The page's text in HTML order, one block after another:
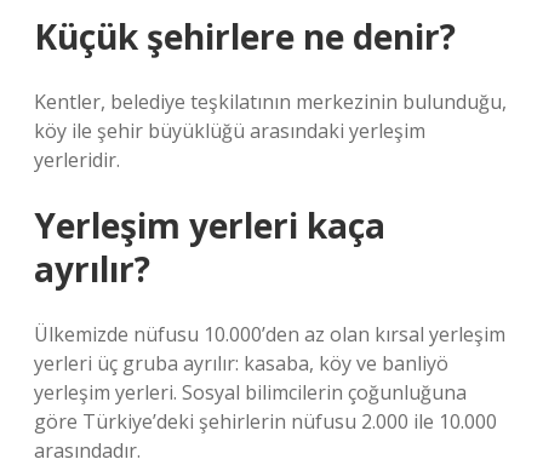
Küçük şehirlere ne denir?
Kentler, belediye teşkilatının merkezinin bulunduğu,
köy ile şehir büyüklüğü arasındaki yerleşim
yerleridir.
Yerleşim yerleri kaça
ayrılır?
Ülkemizde nüfusu 10.000’den az olan kırsal yerleşim
yerleri üç gruba ayrılır: kasaba, köy ve banliyö
yerleşim yerleri. Sosyal bilimcilerin çoğunluğuna
göre Türkiye’deki şehirlerin nüfusu 2.000 ile 10.000
arasındadır.